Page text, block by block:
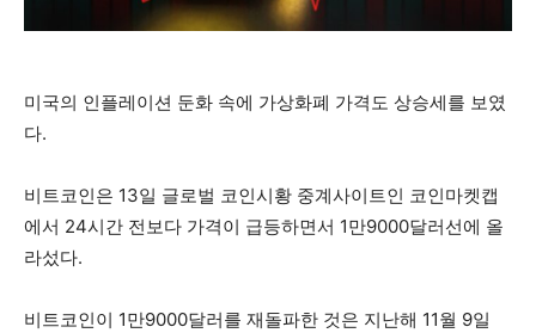
미국의 인플레이션 둔화 속에 가상화폐 가격도 상승세를 보였
다.
비트코인은 13일 글로벌 코인시황 중계사이트인 코인마켓캡
에서 24시간 전보다 가격이 급등하면서 1만9000달러선에 올
라섰다.
비트코인이 1만9000달러를 재돌파한 것은 지난해 11월 9일